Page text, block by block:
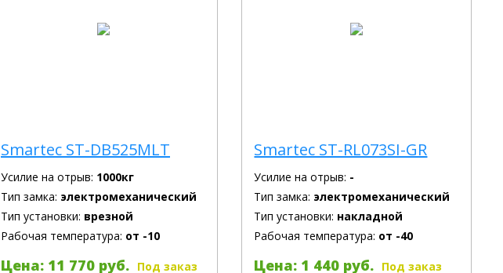
Smartec ST-DB525MLT
Усилие на отрыв: 1000кг
Тип замка: электромеханический
Тип установки: врезной
Рабочая температура: от -10
Цена: 11 770 руб. Под заказ
Smartec ST-RL073SI-GR
Усилие на отрыв: -
Тип замка: электромеханический
Тип установки: накладной
Рабочая температура: от -40
Цена: 1 440 руб. Под заказ